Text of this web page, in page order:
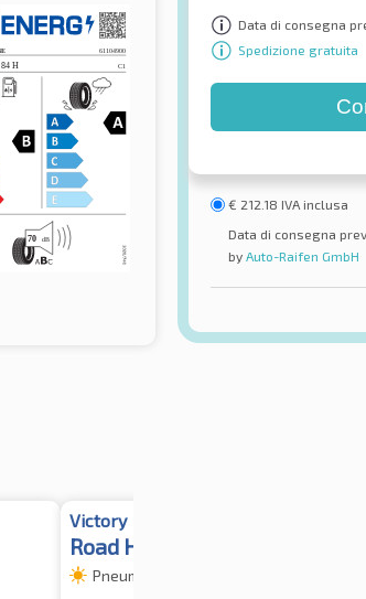
Data di consegna
Spedizione gratuita
€ 212.18 IVA inclusa
Data di consegna
by Auto-Raifen GmbH
Victory
Road HP
Pneumatici estivi